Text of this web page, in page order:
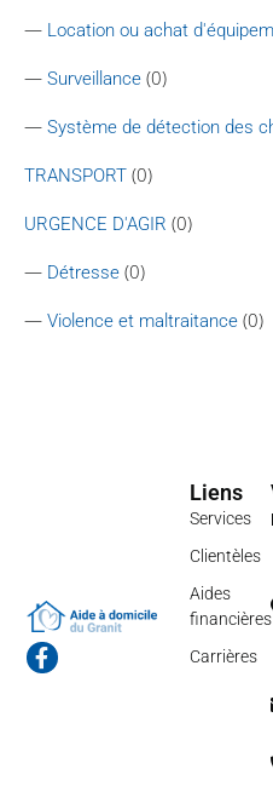
— Location ou achat
— Surveillance (0)
— Système de détection des
TRANSPORT (0)
URGENCE D'AGIR (0)
— Détresse (0)
— Violence et maltraitance (0)
F
a
Liens
Services
Clientèles
Aides
financières
Carrières